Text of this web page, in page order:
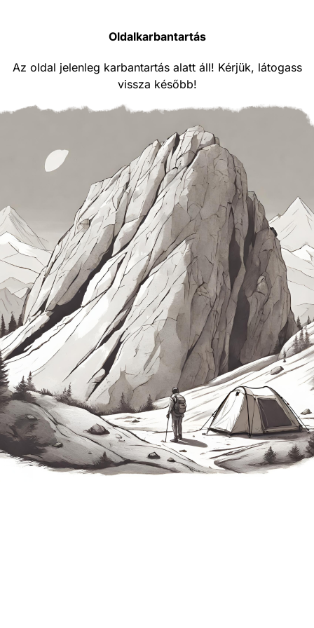
Oldalkarbantartás
Az oldal jelenleg karbantartás alatt áll! Kérjük, látogass
vissza később!